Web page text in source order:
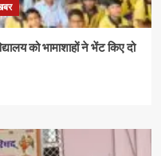
को भामाशाहों ने भेंट किए दो